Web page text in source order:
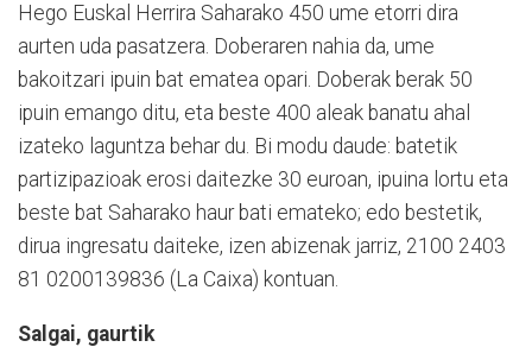
Hego Euskal Herrira Saha­rako 450 ume etorri dira
aurten uda pasatzera. Doberaren nahia da, ume
bakoitzari ipuin bat ematea opari. Doberak berak 50
ipuin emango ditu, eta beste 400 aleak banatu ahal
izateko laguntza behar du. Bi modu daude: batetik
partizi­pazioak erosi daitezke 30 euroan, ipuina lortu eta
beste bat Saharako haur bati ema­teko; edo bestetik,
dirua in­gresatu daiteke, izen abizenak jarriz, 2100 2403
81 0200139836 (La Caixa) kontuan.
Salgai, gaurtik